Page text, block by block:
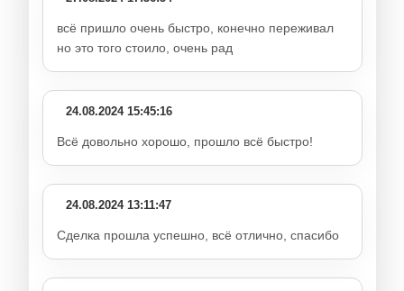
всё пришло очень быстро, конечно переживал
но это того стоило, очень рад
24.08.2024 15:45:16
Всё довольно хорошо, прошло всё быстро!
24.08.2024 13:11:47
Сделка прошла успешно, всё отлично, спасибо